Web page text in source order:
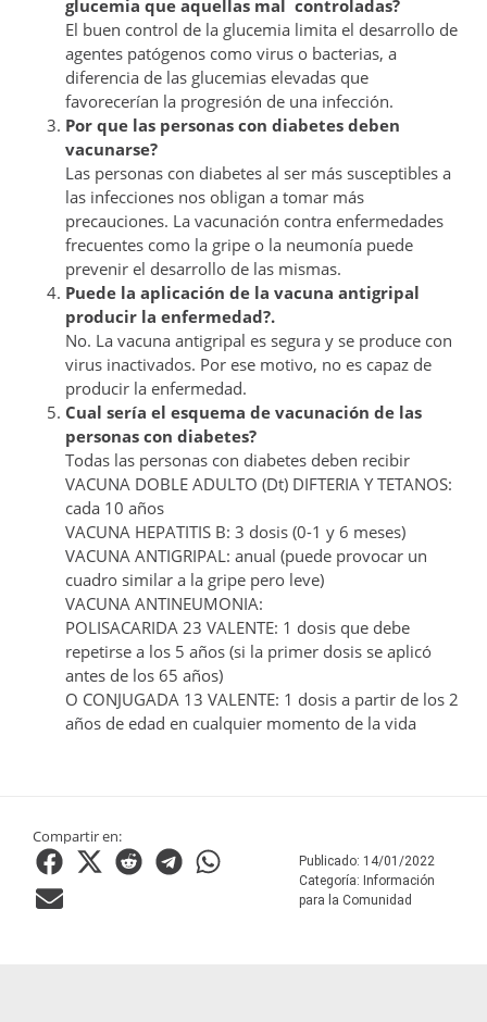
glucemia que aquellas mal controladas?
El buen control de la glucemia limita el desarrollo de
agentes patógenos como virus o bacterias, a
diferencia de las glucemias elevadas que
favorecerían la progresión de una infección.
Por que las personas con diabetes deben
vacunarse?
Las personas con diabetes al ser más susceptibles a
las infecciones nos obligan a tomar más
precauciones. La vacunación contra enfermedades
frecuentes como la gripe o la neumonía puede
prevenir el desarrollo de las mismas.
Puede la aplicación de la vacuna antigripal
producir la enfermedad?.
No. La vacuna antigripal es segura y se produce con
virus inactivados. Por ese motivo, no es capaz de
producir la enfermedad.
Cual sería el esquema de vacunación de las
personas con diabetes?
Todas las personas con diabetes deben recibir
VACUNA DOBLE ADULTO (Dt) DIFTERIA Y TETANOS:
cada 10 años
VACUNA HEPATITIS B: 3 dosis (0-1 y 6 meses)
VACUNA ANTIGRIPAL: anual (puede provocar un
cuadro similar a la gripe pero leve)
VACUNA ANTINEUMONIA:
POLISACARIDA 23 VALENTE: 1 dosis que debe
repetirse a los 5 años (si la primer dosis se aplicó
antes de los 65 años)
O CONJUGADA 13 VALENTE: 1 dosis a partir de los 2
años de edad en cualquier momento de la vida
Compartir en:
Publicado: 14/01/2022
Categoría: Información
para la Comunidad